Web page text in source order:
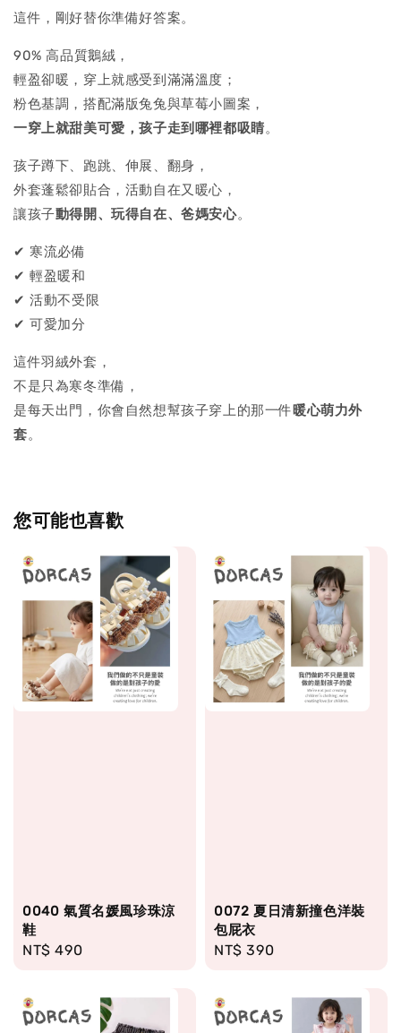
這件，剛好替你準備好答案。
90% 高品質鵝絨，
輕盈卻暖，穿上就感受到滿滿溫度；
粉色基調，搭配滿版兔兔與草莓小圖案，
一穿上就甜美可愛，孩子走到哪裡都吸睛。
孩子蹲下、跑跳、伸展、翻身，
外套蓬鬆卻貼合，活動自在又暖心，
讓孩子動得開、玩得自在、爸媽安心。
✔ 寒流必備
✔ 輕盈暖和
✔ 活動不受限
✔ 可愛加分
這件羽絨外套，
不是只為寒冬準備，
是每天出門，你會自然想幫孩子穿上的那一件暖心萌力外
套。
您可能也喜歡
0040 氣質名媛風珍珠涼
鞋
Regular
NT$ 490
0072 夏日清新撞色洋裝
包屁衣
Regular
NT$ 390